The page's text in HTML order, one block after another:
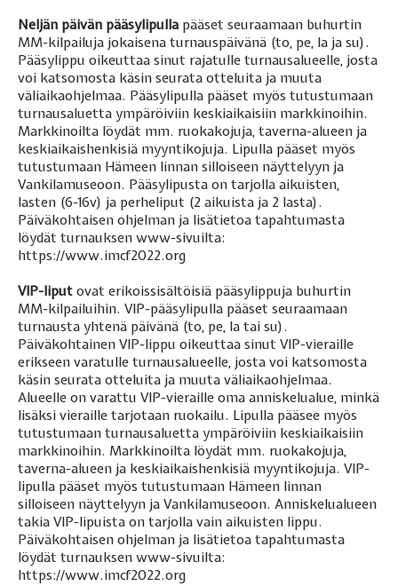
Neljän päivän pääsylipulla pääset seuraamaan buhurtin
MM-kilpailuja jokaisena turnauspäivänä (to, pe, la ja su).
Pääsylippu oikeuttaa sinut rajatulle turnausalueelle, josta
voi katsomosta käsin seurata otteluita ja muuta
väliaikaohjelmaa. Pääsylipulla pääset myös tutustumaan
turnausaluetta ympäröiviin keskiaikaisiin markkinoihin.
Markkinoilta löydät mm. ruokakojuja, taverna-alueen ja
keskiaikaishenkisiä myyntikojuja. Lipulla pääset myös
tutustumaan Hämeen linnan silloiseen näyttelyyn ja
Vankilamuseoon. Pääsylipusta on tarjolla aikuisten,
lasten (6-16v) ja perheliput (2 aikuista ja 2 lasta).
Päiväkohtaisen ohjelman ja lisätietoa tapahtumasta
löydät turnauksen www-sivuilta:
https://www.imcf2022.org
VIP-liput ovat erikoissisältöisiä pääsylippuja buhurtin
MM-kilpailuihin. VIP-pääsylipulla pääset seuraamaan
turnausta yhtenä päivänä (to, pe, la tai su).
Päiväkohtainen VIP-lippu oikeuttaa sinut VIP-vieraille
erikseen varatulle turnausalueelle, josta voi katsomosta
käsin seurata otteluita ja muuta väliaikaohjelmaa.
Alueelle on varattu VIP-vieraille oma anniskelualue, minkä
lisäksi vieraille tarjotaan ruokailu. Lipulla pääsee myös
tutustumaan turnausaluetta ympäröiviin keskiaikaisiin
markkinoihin. Markkinoilta löydät mm. ruokakojuja,
taverna-alueen ja keskiaikaishenkisiä myyntikojuja. VIP-
lipulla pääset myös tutustumaan Hämeen linnan
silloiseen näyttelyyn ja Vankilamuseoon. Anniskelualueen
takia VIP-lipuista on tarjolla vain aikuisten lippu.
Päiväkohtaisen ohjelman ja lisätietoa tapahtumasta
löydät turnauksen www-sivuilta:
https://www.imcf2022.org